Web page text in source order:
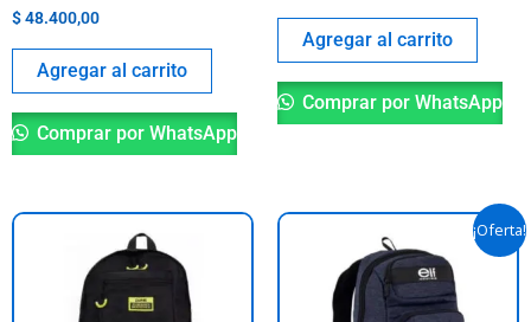
$48.400,00
Agregar al carrito
Comprar por WhatsApp
Agregar al carrito
Comprar por WhatsApp
¡Oferta!
El
precio
original
era:
$ 82.900,00.
El
precio
actual
es:
$